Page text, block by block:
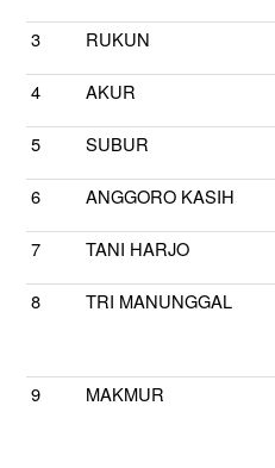
3 RUKUN
4 AKUR
5 SUBUR
6 ANGGORO KASIH
7 TANI HARJO
8 TRI MANUNGGAL
9 MAKMUR